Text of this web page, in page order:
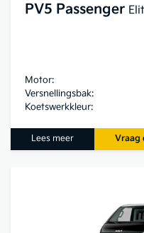
PV5 Passenger
Motor:
Versnellingsbak:
Koetswerkkleur:
Lees meer Vraag